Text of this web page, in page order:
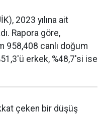
2023 yılına ait
Rapora göre,
958,408 canlı doğum
erkek, %48,7'si ise
çeken bir düşüş